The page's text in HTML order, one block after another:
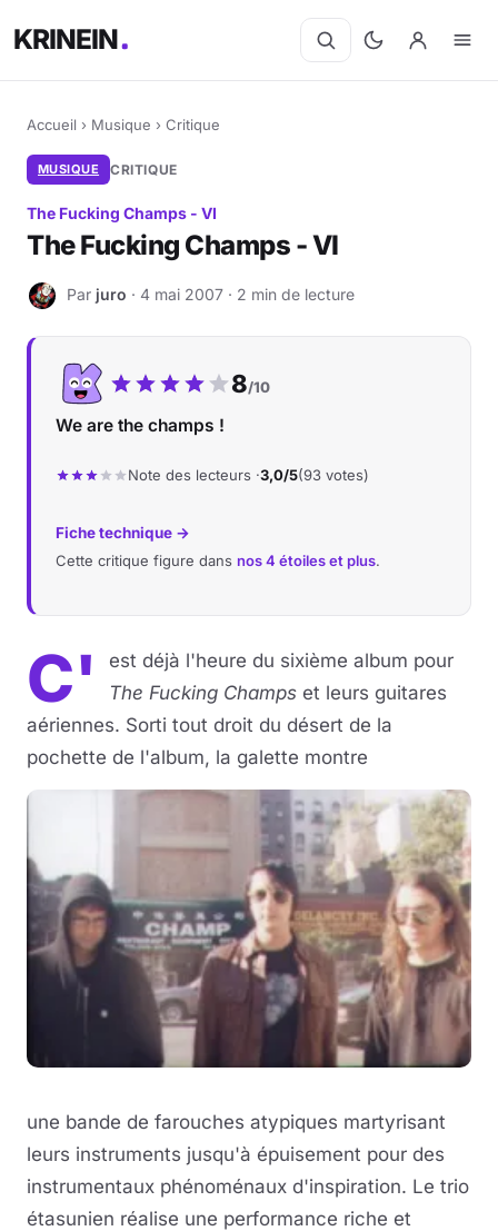
KRINEIN
Accueil › Musique › Critique
MUSIQUE CRITIQUE
The Fucking Champs - VI
The Fucking Champs - VI
J Par juro · 4 mai 2007 · 2 min de lecture
Notre note :
8/10
We are the champs !
Note des lecteurs ·3,0/5(93 votes)
Fiche technique →
Cette critique figure dans nos 4 étoiles et plus.
C'
est déjà l'heure du sixième album pour
The Fucking Champs et leurs guitares
aériennes. Sorti tout droit du désert de la
pochette de l'album, la galette montre
une bande de farouches atypiques martyrisant
leurs instruments jusqu'à épuisement pour des
instrumentaux phénoménaux d'inspiration. Le trio
étasunien réalise une performance riche et